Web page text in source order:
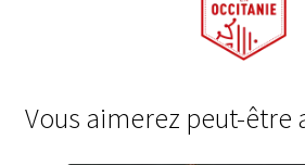
Vous aimerez peut-